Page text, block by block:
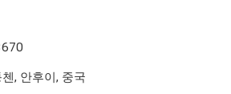
, 안후이, 중국